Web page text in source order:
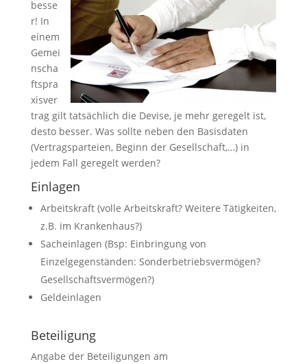
besse
r! In
einem
Gemei
nscha
ftspra
xisver
trag gilt tatsächlich die Devise, je mehr geregelt ist,
desto besser. Was sollte neben den Basisdaten
(Vertragsparteien, Beginn der Gesellschaft,…) in
jedem Fall geregelt werden?
Einlagen
Arbeitskraft (volle Arbeitskraft? Weitere Tätigkeiten,
z.B. im Krankenhaus?)
Sacheinlagen (Bsp: Einbringung von
Einzelgegenständen: Sonderbetriebsvermögen?
Gesellschaftsvermögen?)
Geldeinlagen
Beteiligung
Angabe der Beteiligungen am